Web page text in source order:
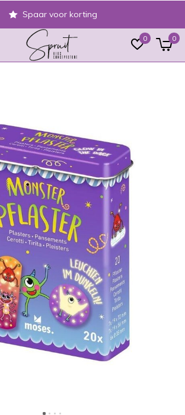
0 0
Spaar voor korting